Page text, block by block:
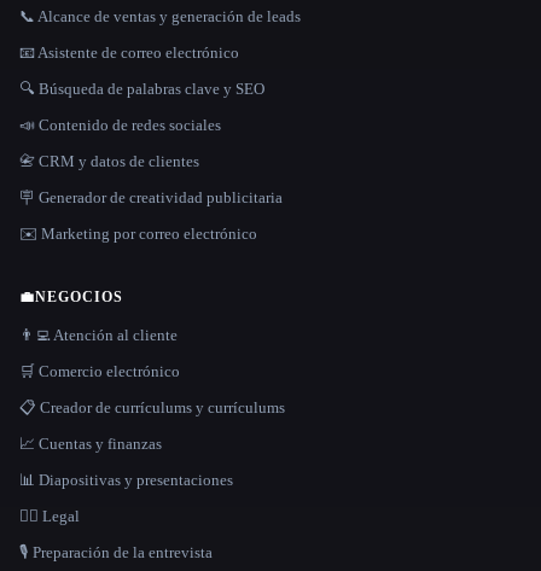
📞 Alcance de ventas y generación de leads
📧 Asistente de correo electrónico
🔍 Búsqueda de palabras clave y SEO
📣 Contenido de redes sociales
📇 CRM y datos de clientes
🪧 Generador de creatividad publicitaria
✉️ Marketing por correo electrónico
💼NEGOCIOS
👨‍💻 Atención al cliente
🛒 Comercio electrónico
📋 Creador de currículums y currículums
📈 Cuentas y finanzas
📊 Diapositivas y presentaciones
👩‍⚖️ Legal
🎙️ Preparación de la entrevista